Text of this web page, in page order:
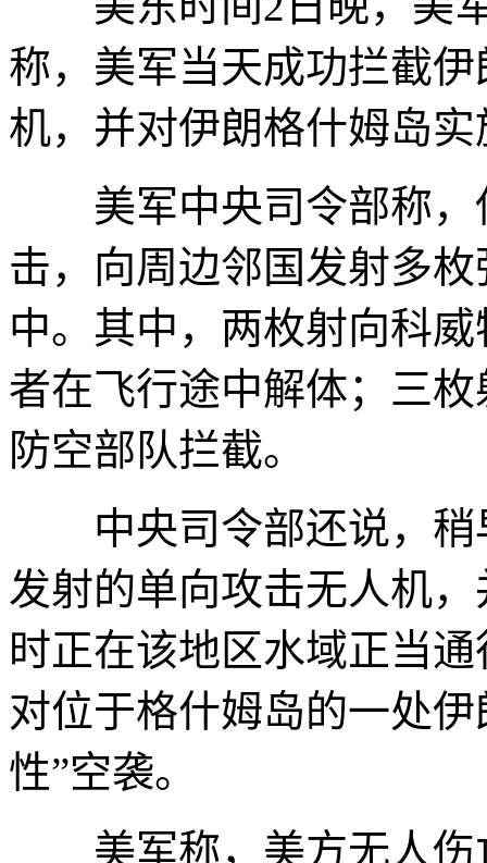
称，美军当天成功拦截
机，并对伊朗格什姆岛实
美军中央司令部称，
击，向周边邻国发射多
中。其中，两枚射向科
者在飞行途中解体；三
防空部队拦截。
中央司令部还说，稍
发射的单向攻击无人机
时正在该地区水域正当
对位于格什姆岛的一处
性”空袭。
美军称，美方无人伤